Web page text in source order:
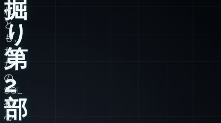
掘
り
第
2
部
れ
と
も、
た
だ
の
SQL
初
心